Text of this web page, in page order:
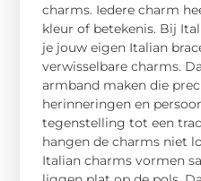
charms. Iedere charm
kleur of betekenis. Bij
je jouw eigen Italian
verwisselbare charms.
armband maken die
herinneringen en
tegenstelling tot een
hangen de charms niet
Italian charms vormen